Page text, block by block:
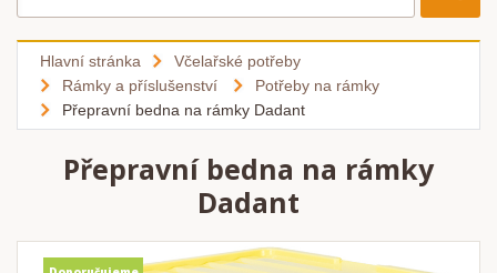
Hlavní stránka
Včelařské potřeby
Rámky a příslušenství
Potřeby na rámky
Přepravní bedna na rámky Dadant
Přepravní bedna na rámky
Dadant